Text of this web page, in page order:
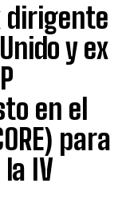
dirigente
y ex
en el
para
IV